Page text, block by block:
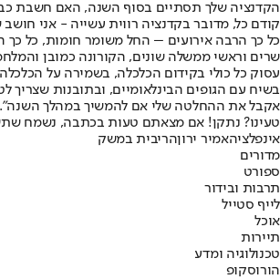
הקדנציה שלך תסתיים בסוף השנה, האם חשבת
קודם כל, מדובר בקדנציה רווית עשייה - אני
כל כך הרבה אירועים – החל משומר חומות, כל כך
שרים וראשי ממשלה שונים, הקורונה כמובן
עסוק כל כולי בקידום הכלכלה, בשמירה על
בשיח עם הגופים הבינלאומיים, ובתובנות שצריך
אקבל את ההחלטה שלי אם להמשיך במהלך השנה".
טעינו? נתקן! אם מצאתם טעות בכתבה, נשמח
אינפלציהאמיר ירוןהריבית במשק
מדורים
ספורט
תרבות ובידור
לייף סטייל
אוכל
תיירות
טכנולוגיה ומדע
הורוסקופ